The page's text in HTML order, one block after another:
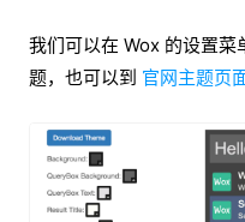
我们可以在 Wox 的设置菜
题， 也可以到 官网主题页